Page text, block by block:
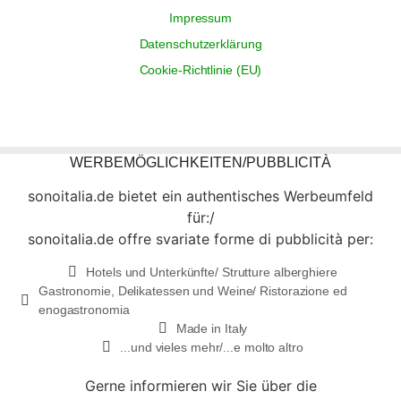
Impressum
Datenschutzerklärung
Cookie-Richtlinie (EU)
WERBEMÖGLICHKEITEN/PUBBLICITÀ
sonoitalia.de bietet ein authentisches Werbeumfeld
für:/
sonoitalia.de offre svariate forme di pubblicità per:
Hotels und Unterkünfte/ Strutture alberghiere
Gastronomie, Delikatessen und Weine/ Ristorazione ed
enogastronomia
Made in Italy
...und vieles mehr/...e molto altro
Gerne informieren wir Sie über die